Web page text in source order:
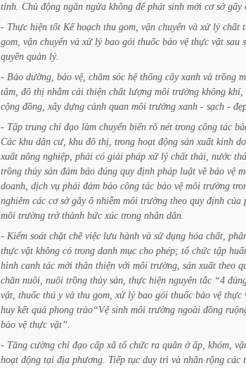
tỉnh. Chủ động ngăn ngừa không để phát sinh mới cơ sở gây
- Thực hiện tốt Kế hoạch thu gom, vận chuyển và xử lý chất
gom, vận chuyển và xử lý bao gói thuốc bảo vệ thực vật sau
quyền quản lý.
- Bảo dưỡng, bảo vệ, chăm sóc hệ thống cây xanh và trồng
tâm, đô thị nhằm cải thiện chất lượng môi trường không khí,
cộng đồng, xây dựng cảnh quan môi trường xanh - sạch -
- Tập trung chỉ đạo làm chuyển biến rõ nét trong công tác
Các khu dân cư, khu đô thị, trong hoạt động sản xuất kinh
xuất nông nghiệp, phải có giải pháp xử lý chất thải, nước
trồng thủy sản đảm bảo đúng quy định pháp luật về bảo vệ
doanh, dịch vụ phải đảm bảo công tác bảo vệ môi trường
nghiêm các cơ sở gây ô nhiễm môi trường theo quy định của
môi trường trở thành bức xúc trong nhân dân.
- Kiểm soát chặt chẽ việc lưu hành và sử dụng hóa chất,
thực vật không có trong danh mục cho phép; tổ chức tập
hình canh tác mới thân thiện với môi trường, sản xuất theo
chăn nuôi, nuôi trồng thủy sản, thực hiện nguyên tắc “4
vật, thuốc thú y và thu gom, xử lý bao gói thuốc bảo vệ thực
huy kết quả phong trào“Vệ sinh môi trường ngoài đồng
bảo vệ thực vật”.
- Tăng cường chỉ đạo cấp xã tổ chức ra quân ở ấp, khóm,
hoạt động tại địa phương. Tiếp tục duy trì và nhân rộng các